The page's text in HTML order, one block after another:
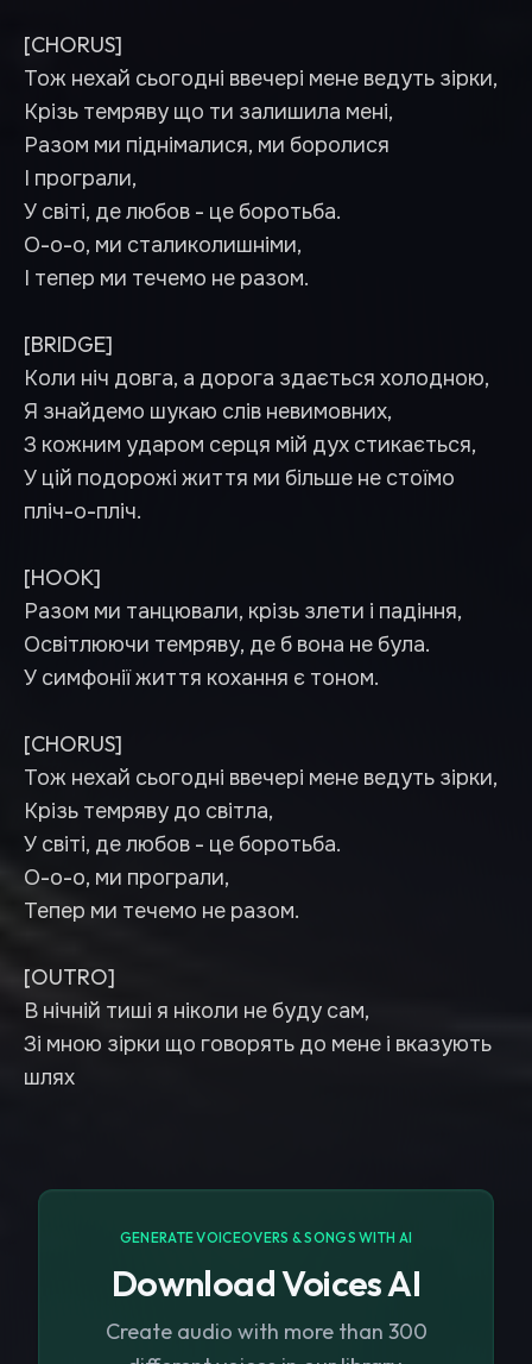
[CHORUS]
Тож нехай сьогодні ввечері мене ведуть зірки,
Крізь темряву що ти залишила мені,
Разом ми піднімалися, ми боролися
І програли,
У світі, де любов - це боротьба.
О-о-о, ми сталиколишніми,
І тепер ми течемо не разом.
[BRIDGE]
Коли ніч довга, а дорога здається холодною,
Я знайдемо шукаю слів невимовних,
З кожним ударом серця мій дух стикається,
У цій подорожі життя ми більше не стоїмо
пліч-о-пліч.
[HOOK]
Разом ми танцювали, крізь злети і падіння,
Освітлюючи темряву, де б вона не була.
У симфонії життя кохання є тоном.
[CHORUS]
Тож нехай сьогодні ввечері мене ведуть зірки,
Крізь темряву до світла,
У світі, де любов - це боротьба.
О-о-о, ми програли,
Тепер ми течемо не разом.
[OUTRO]
В нічній тиші я ніколи не буду сам,
Зі мною зірки що говорять до мене і вказують
шлях
GENERATE VOICEOVERS & SONGS WITH AI
Download Voices AI
Create audio with more than 300